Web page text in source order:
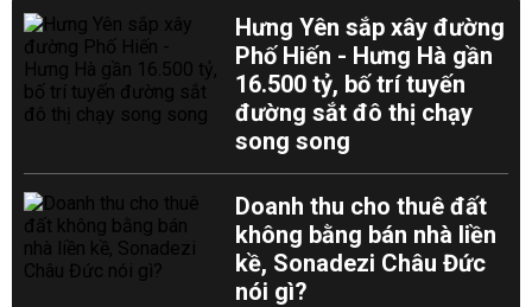
Hưng Yên sắp xây đường
Phố Hiến - Hưng Hà gần
16.500 tỷ, bố trí tuyến
đường sắt đô thị chạy
song song
Doanh thu cho thuê đất
không bằng bán nhà liền
kề, Sonadezi Châu Đức
nói gì?